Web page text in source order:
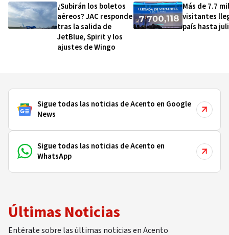
¿Subirán los boletos
aéreos? JAC responde
tras la salida de
JetBlue, Spirit y los
ajustes de Wingo
Más de 7.7
visitantes
país hasta
Sigue todas las noticias de Acento en Google
News
Sigue todas las noticias de Acento en
WhatsApp